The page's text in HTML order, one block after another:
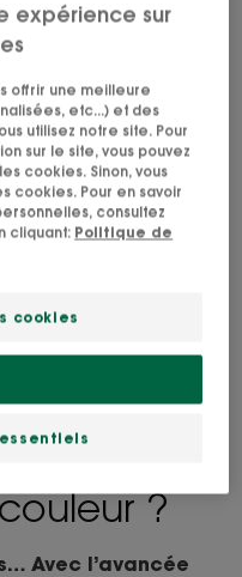
adaptée à vos
chimiques qui
Au contraire,
et ternes, les
ne permettent
pas même la
tous nos soins
à vos
le long de la tige
hydraté et lumineux.
?
Avec l’avancée
expérience sur
offrir une meilleure
etc...) et des
utilisez notre site. Pour
sur le site, vous pouvez
cookies. Sinon, vous
cookies. Pour en savoir
consultez
cliquant: Politique de
cookies